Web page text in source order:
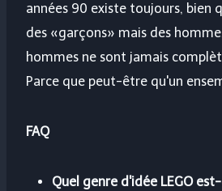
années 90 existe toujours, bien
des «garçons» mais des
hommes ne sont jamais
Parce que peut-être qu'un
FAQ
Quel genre d'idée LEGO